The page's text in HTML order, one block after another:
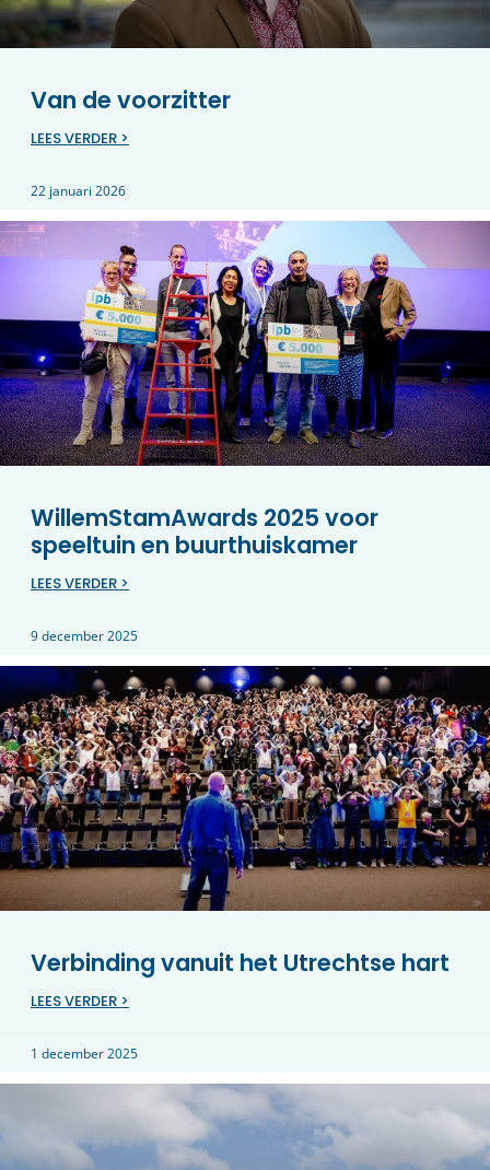
Van de voorzitter
LEES VERDER >
22 januari 2026
WillemStamAwards 2025 voor
speeltuin en buurthuiskamer
LEES VERDER >
9 december 2025
Verbinding vanuit het Utrechtse hart
LEES VERDER >
1 december 2025